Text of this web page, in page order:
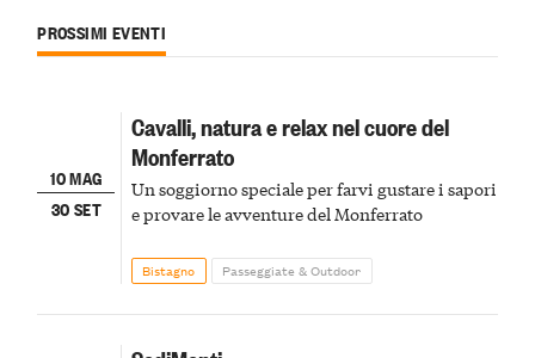
PROSSIMI EVENTI
10 MAG
30 SET
Cavalli, natura e relax nel cuore del
Monferrato
Un soggiorno speciale per farvi gustare i sapori
e provare le avventure del Monferrato
Bistagno Passeggiate & Outdoor